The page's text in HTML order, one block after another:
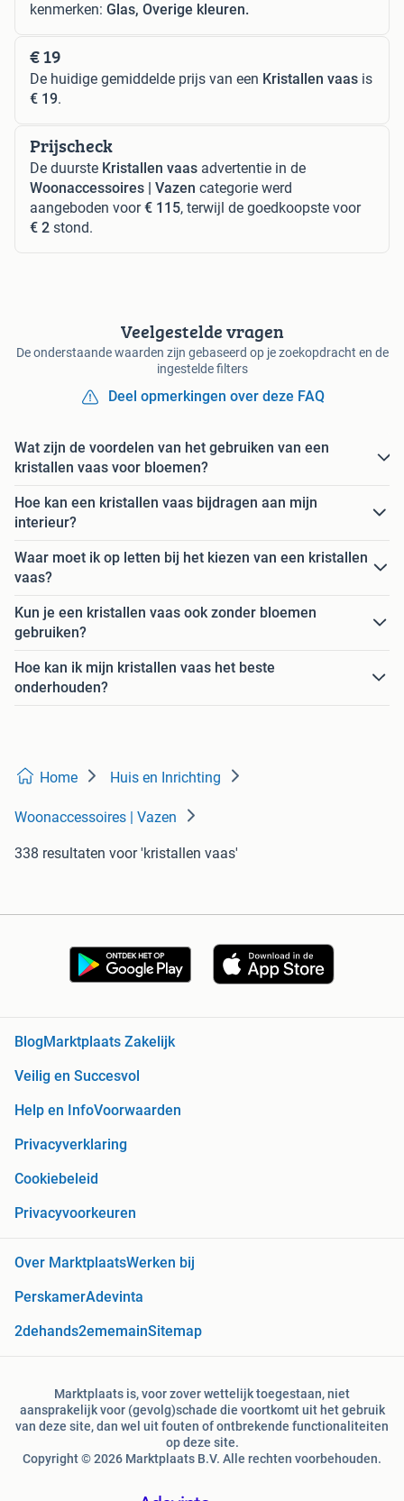
kenmerken: Glas, Overige kleuren.
€ 19
De huidige gemiddelde prijs van een Kristallen vaas is
€ 19.
Prijscheck
De duurste Kristallen vaas advertentie in de
Woonaccessoires | Vazen categorie werd
aangeboden voor€ 115, terwijl de goedkoopste voor
€ 2 stond.
Veelgestelde vragen
De onderstaande waarden zijn gebaseerd op je zoekopdracht en de
ingestelde filters
Deel opmerkingen over deze FAQ
Wat zijn de voordelen van het gebruiken van een
kristallen vaas voor bloemen?
Hoe kan een kristallen vaas bijdragen aan mijn
interieur?
Waar moet ik op letten bij het kiezen van een kristallen
vaas?
Kun je een kristallen vaas ook zonder bloemen
gebruiken?
Hoe kan ik mijn kristallen vaas het beste
onderhouden?
Home Huis en Inrichting
Woonaccessoires | Vazen
338 resultaten voor 'kristallen vaas'
Blog Marktplaats Zakelijk
Veilig en Succesvol
Help en InfoVoorwaarden
Privacyverklaring
Cookiebeleid
Privacyvoorkeuren
Over MarktplaatsWerken bij
PerskamerAdevinta
2dehands2ememainSitemap
Marktplaats is, voor zover wettelijk toegestaan, niet
aansprakelijk voor (gevolg)schade die voortkomt uit het gebruik
van deze site, dan wel uit fouten of ontbrekende functionaliteiten
op deze site.
Copyright © 2026 Marktplaats B.V. Alle rechten voorbehouden.